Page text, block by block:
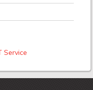
Service